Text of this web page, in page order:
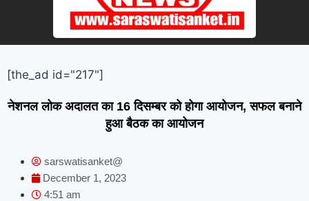
[the_ad id="217"]
नेशनल लोक अदालत का 16 दिसम्बर को होगा आयोजन, सफल बनाने
हुआ बैठक का आयोजन
sarswatisanket@
December 1, 2023
4:51 am